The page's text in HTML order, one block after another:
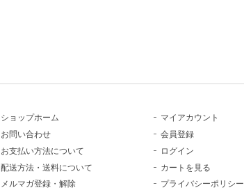
ショップホーム
お問い合わせ
お支払い方法について
配送方法・送料について
メルマガ登録・解除
マイアカウント
会員登録
ログイン
カートを見る
プライバシーポリシー